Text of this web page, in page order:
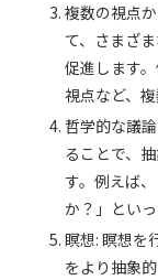
複数の視点
て、さまざ
促進します
視点など、
哲学的な議
ることで、
す。例えば
か？」とい
瞑想: 瞑想を
をより抽象